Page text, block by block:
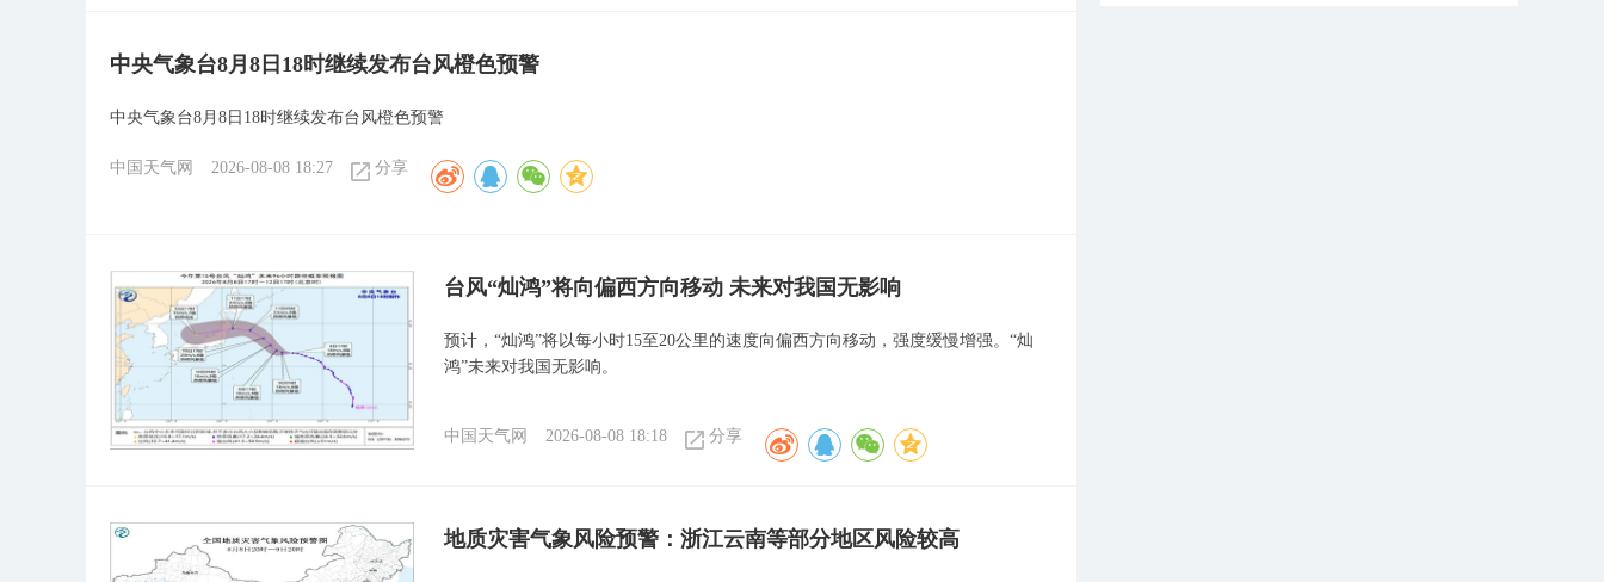
中央气象台8月8日18时继续发布台风橙色预警
中央气象台8月8日18时继续发布台风橙色预警
中国天气网 2026-08-08 18:27 分享
台风“灿鸿”将向偏西方向移动 未来对我国无影响
预计，“灿鸿”将以每小时15至20公里的速度向偏西方向移动，强度缓慢增强。“灿
鸿”未来对我国无影响。
中国天气网 2026-08-08 18:18 分享
地质灾害气象风险预警：浙江云南等部分地区风险较高